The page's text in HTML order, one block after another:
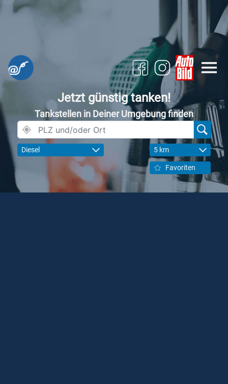
Jetzt günstig tanken!
Tankstellen in Deiner Umgebung finden
Diesel 5 km
Favoriten